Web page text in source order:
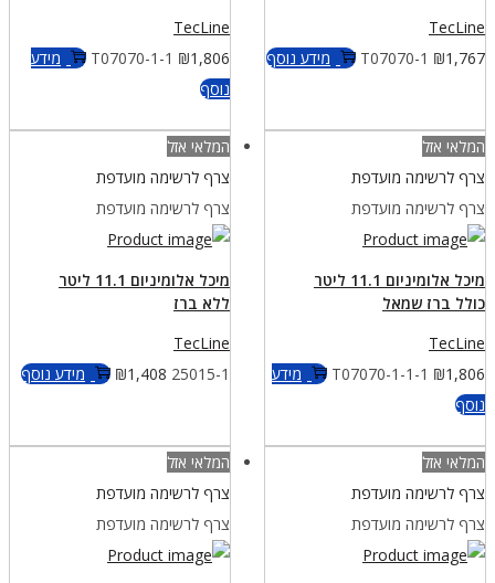
TecLine
T07070-1 ₪1,767 מידע נוסף
TecLine
T07070-1-1 ₪1,806
מידע
נוסף
המלאי אזל
צרף לרשימה מועדפת
צרף לרשימה מועדפת
מיכל אלומיניום 11.1 ליטר
כולל ברז שמאל
TecLine
T07070-1-1-1 ₪1,806
מידע
נוסף
המלאי אזל
צרף לרשימה מועדפת
צרף לרשימה מועדפת
מיכל אלומיניום 11.1 ליטר
ללא ברז
TecLine
25015-1
₪1,408 מידע נוסף
המלאי אזל
צרף לרשימה מועדפת
צרף לרשימה מועדפת
המלאי אזל
צרף לרשימה מועדפת
צרף לרשימה מועדפת